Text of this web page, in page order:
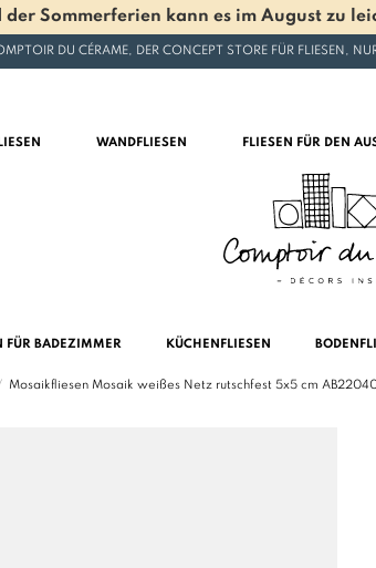
der Sommerferien kann es im August zu
DU CÉRAME, DER CONCEPT STORE FÜR FLIESEN,
WANDFLIESEN FLIESEN FÜR DEN
FÜR BADEZIMMER KÜCHENFLIESEN
Mosaikfliesen Mosaik weißes Netz rutschfest 5x5 cm